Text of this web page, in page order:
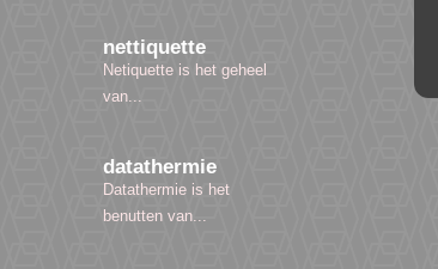
nettiquette
Netiquette is het geheel
van...
datathermie
Datathermie is het
benutten van...